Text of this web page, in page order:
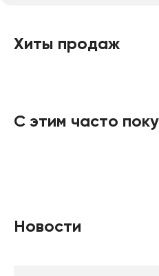
Хиты продаж
С этим часто
Новости